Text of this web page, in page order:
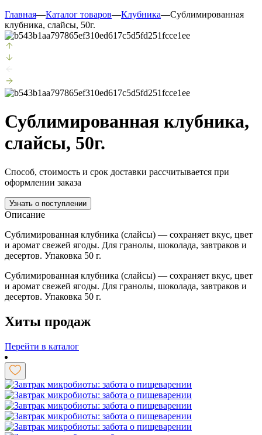
Главная—Каталог товаров—Клубника—Сублимированная
клубника, слайсы, 50г.
Сублимированная клубника,
слайсы, 50г.
Способ, стоимость и срок доставки рассчитывается при
оформлении заказа
Узнать о поступлении
Описание
Сублимированная клубника (слайсы) — сохраняет вкус, цвет
и аромат свежей ягоды. Для гранолы, шоколада, завтраков и
десертов. Упаковка 50 г.
Сублимированная клубника (слайсы) — сохраняет вкус, цвет
и аромат свежей ягоды. Для гранолы, шоколада, завтраков и
десертов. Упаковка 50 г.
Хиты продаж
Перейти в каталог